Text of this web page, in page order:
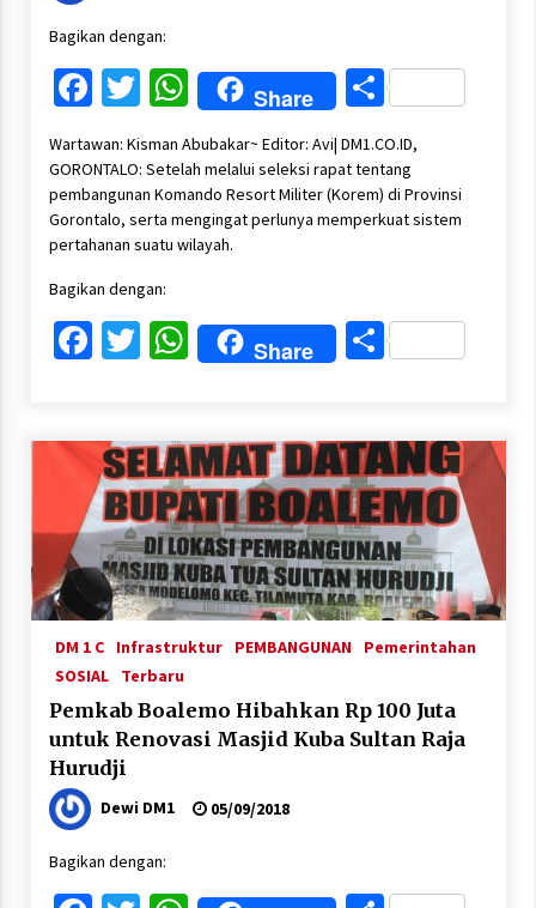
Bagikan dengan:
Facebook
Twitter
WhatsApp
Share Share
Wartawan: Kisman Abubakar~ Editor: Avi| DM1.CO.ID,
GORONTALO: Setelah melalui seleksi rapat tentang
pembangunan Komando Resort Militer (Korem) di Provinsi
Gorontalo, serta mengingat perlunya memperkuat sistem
pertahanan suatu wilayah.
Bagikan dengan:
Facebook
Twitter
WhatsApp
Share Share
DM 1 C Infrastruktur PEMBANGUNAN
Pemerintahan
SOSIAL
Terbaru
Pemkab Boalemo Hibahkan Rp 100 Juta
untuk Renovasi Masjid Kuba Sultan Raja
Hurudji
Dewi DM1 05/09/2018
Bagikan dengan: